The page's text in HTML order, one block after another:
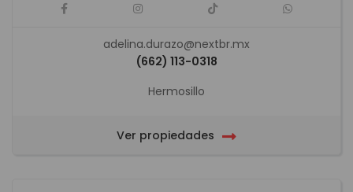
adelina.durazo@nextbr.mx
(662) 113-0318
Hermosillo
Ver propiedades